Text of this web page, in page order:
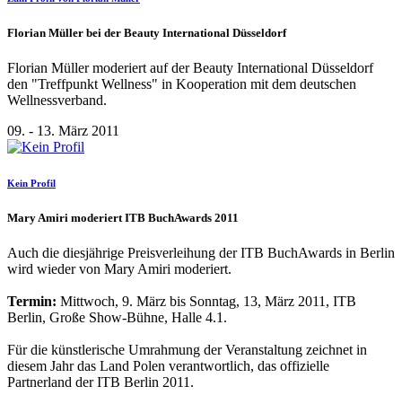
Florian Müller bei der Beauty International Düsseldorf
Florian Müller moderiert auf der Beauty International Düsseldorf
den "Treffpunkt Wellness" in Kooperation mit dem deutschen
Wellnessverband.
09. - 13. März 2011
Kein Profil
Mary Amiri moderiert ITB BuchAwards 2011
Auch die diesjährige Preisverleihung der ITB BuchAwards in Berlin
wird wieder von Mary Amiri moderiert.
Termin: Mittwoch, 9. März bis Sonntag, 13, März 2011, ITB
Berlin, Große Show-Bühne, Halle 4.1.
Für die künstlerische Umrahmung der Veranstaltung zeichnet in
diesem Jahr das Land Polen verantwortlich, das offizielle
Partnerland der ITB Berlin 2011.